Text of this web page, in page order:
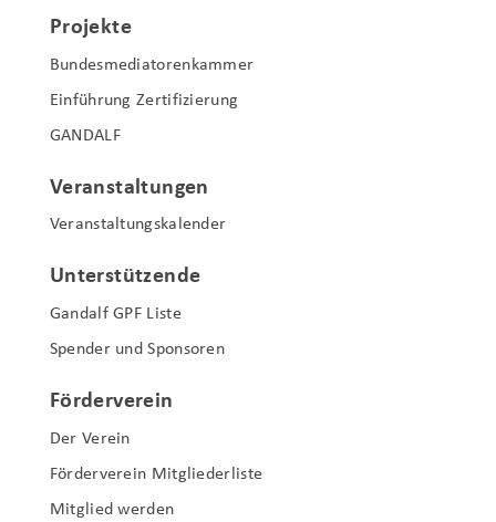
Projekte
Bundesmediatorenkammer
Einführung Zertifizierung
GANDALF
Veranstaltungen
Veranstaltungskalender
Unterstützende
Gandalf GPF Liste
Spender und Sponsoren
Förderverein
Der Verein
Förderverein Mitgliederliste
Mitglied werden